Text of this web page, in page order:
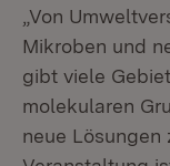
„Von
Mikroben und
gibt viele
molekularen
neue Lösungen